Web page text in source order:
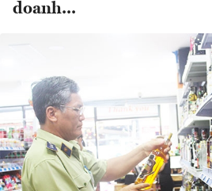
doanh...